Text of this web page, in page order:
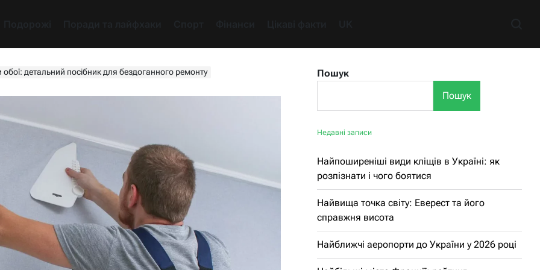
обої: детальний посібник для бездоганного ремонту
Пошук
Пошук
Недавні записи
Найпоширеніші види кліщів в Україні: як
розпізнати і чого боятися
Найвища точка світу: Еверест та його
справжня висота
Найближчі аеропорти до України у 2026 році